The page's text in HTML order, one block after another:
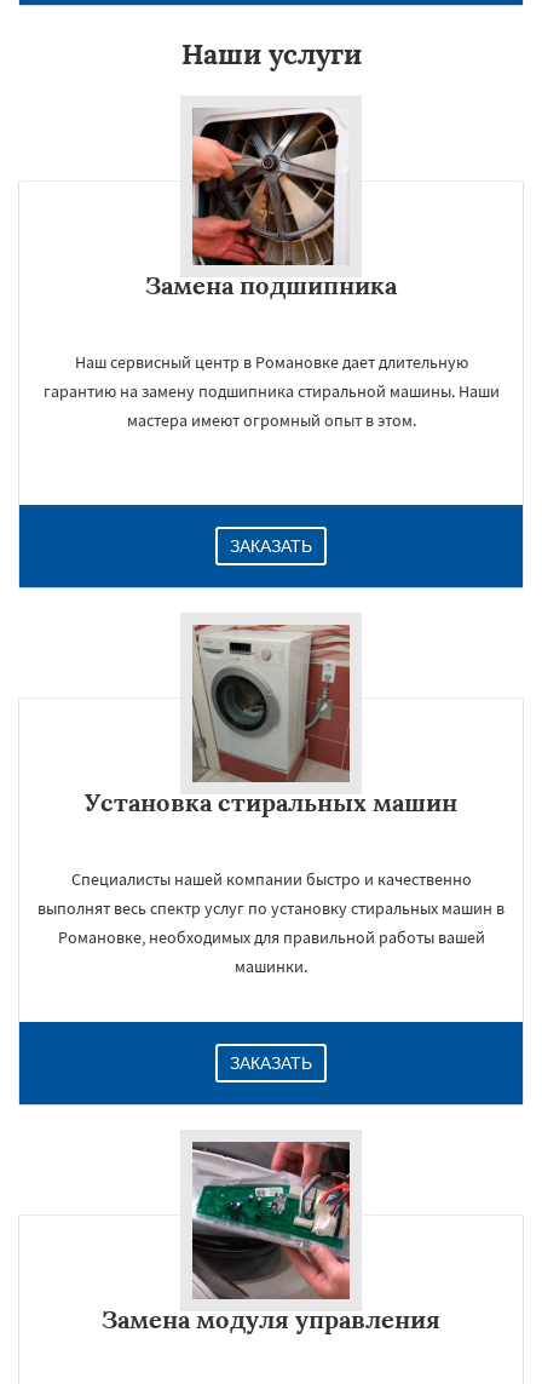
Наши услуги
Замена подшипника
Наш сервисный центр в Романовке дает длительную
гарантию на замену подшипника стиральной машины. Наши
мастера имеют огромный опыт в этом.
ЗАКАЗАТЬ
Установка стиральных машин
Специалисты нашей компании быстро и качественно
выполнят весь спектр услуг по установку стиральных машин в
Романовке, необходимых для правильной работы вашей
машинки.
ЗАКАЗАТЬ
Замена модуля управления
Даю согласие на обработку персональных данных